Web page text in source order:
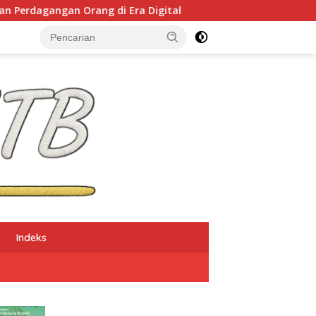
Orang di Era Digital NTB Selangkah Lagi Terapkan
Indeks